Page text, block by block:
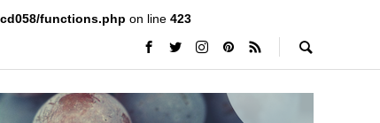
functions.php on line 423